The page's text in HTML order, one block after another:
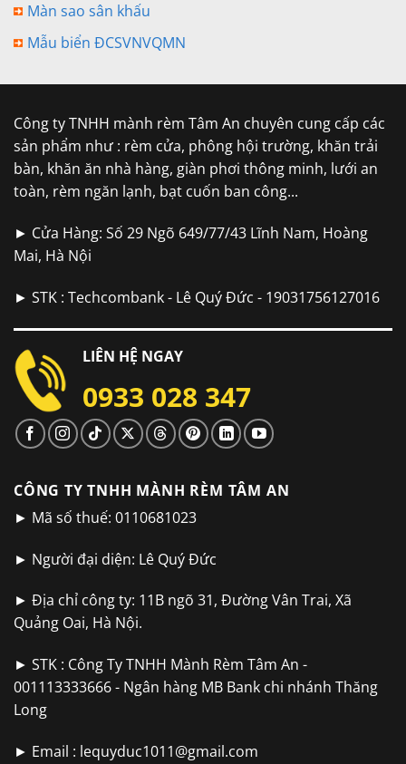
Màn sao sân khấu
Mẫu biển ĐCSVNVQMN
Công ty TNHH mành rèm Tâm An chuyên cung cấp các
sản phẩm như : rèm cửa, phông hội trường, khăn trải
bàn, khăn ăn nhà hàng, giàn phơi thông minh, lưới an
toàn, rèm ngăn lạnh, bạt cuốn ban công...
► Cửa Hàng: Số 29 Ngõ 649/77/43 Lĩnh Nam, Hoàng
Mai, Hà Nội
► STK : Techcombank - Lê Quý Đức - 19031756127016
LIÊN HỆ NGAY
0933 028 347
CÔNG TY TNHH MÀNH RÈM TÂM AN
► Mã số thuế: 0110681023
► Người đại diện: Lê Quý Đức
► Địa chỉ công ty: 11B ngõ 31, Đường Vân Trai, Xã
Quảng Oai, Hà Nội.
► STK : Công Ty TNHH Mành Rèm Tâm An -
001113333666 - Ngân hàng MB Bank chi nhánh Thăng
Long
► Email : lequyduc1011@gmail.com